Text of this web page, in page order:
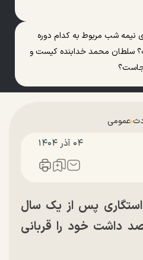
نیمه شب مربوط به کدام دوره
سلطان محمد خدابنده کیست و
عمومی
۰۴ آذر ۱۴۰۴
پس از یک سال
داشت خود را قربانی